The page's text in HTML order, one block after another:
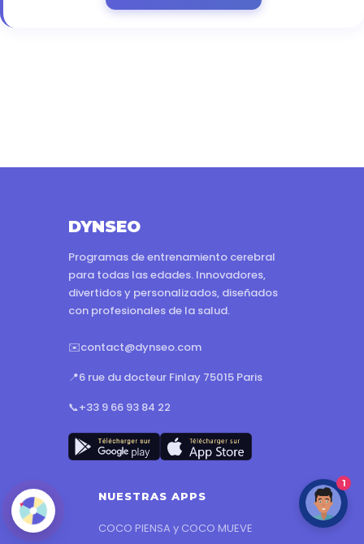
DYNSEO
Programas de entrenamiento cerebral
para todas las edades. Innovadores,
divertidos y personalizados, diseñados
con profesionales de la salud.
✉️contact@dynseo.com
📍6 rue du docteur Finlay 75015 Paris
📞+33 9 66 93 84 22
NUESTRAS APPS
COCO PIENSA y COCO MUEVE
1